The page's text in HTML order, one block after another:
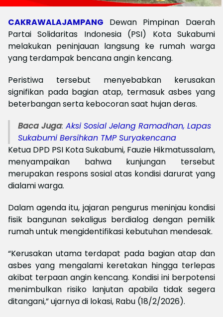
CAKRAWALAJAMPANG
Dewan Pimpinan Daerah
Partai Solidaritas Indonesia (PSI) Kota Sukabumi
melakukan peninjauan langsung ke rumah warga
yang terdampak bencana angin kencang.
Peristiwa tersebut menyebabkan kerusakan
signifikan pada bagian atap, termasuk asbes yang
beterbangan serta kebocoran saat hujan deras.
Baca Juga: Aksi Sosial Jelang Ramadhan, Lapas
Sukabumi Bersihkan TMP Suryakencana
Ketua DPD PSI Kota Sukabumi, Fauzie Hikmatussalam,
menyampaikan bahwa kunjungan tersebut
merupakan respons sosial atas kondisi darurat yang
dialami warga.
Dalam agenda itu, jajaran pengurus meninjau kondisi
fisik bangunan sekaligus berdialog dengan pemilik
rumah untuk mengidentifikasi kebutuhan mendesak.
“Kerusakan utama terdapat pada bagian atap dan
asbes yang mengalami keretakan hingga terlepas
akibat terpaan angin kencang. Kondisi ini berpotensi
menimbulkan risiko lanjutan apabila tidak segera
ditangani,” ujarnya di lokasi, Rabu (18/2/2026).